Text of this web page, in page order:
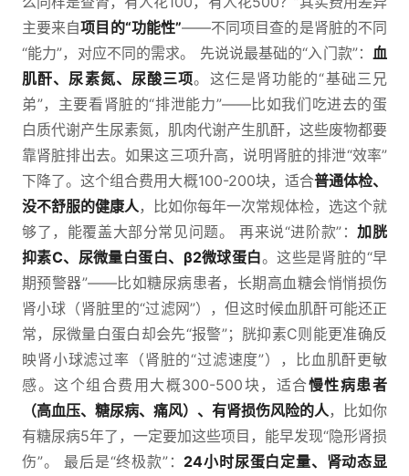
主要来自项目的“功能性”——不同项目查的是肾脏的不同
“能力”，对应不同的需求。 先说说最基础的“入门款”： 血
肌酐、尿素氮、尿酸三项。这仨是肾功能的“基础三兄
弟”，主要看肾脏的“排泄能力”——比如我们吃进去的蛋
白质代谢产生尿素氮，肌肉代谢产生肌酐，这些废物都要
靠肾脏排出去。如果这三项升高，说明肾脏的排泄“效率”
下降了。这个组合费用大概100-200块，适合普通体检、
没不舒服的健康人，比如你每年一次常规体检，选这个就
够了，能覆盖大部分常见问题。 再来说“进阶款”：加胱
抑素C、尿微量白蛋白、β2微球蛋白。这些是肾脏的“早
期预警器”——比如糖尿病患者，长期高血糖会悄悄损伤
肾小球（肾脏里的“过滤网”），但这时候血肌酐可能还正
常，尿微量白蛋白却会先“报警”；胱抑素C则能更准确反
映肾小球滤过率（肾脏的“过滤速度”），比血肌酐更敏
感。这个组合费用大概300-500块，适合慢性病患者
（高血压、糖尿病、痛风）、有肾损伤风险的人，比如你
有糖尿病5年了，一定要加这些项目，能早发现“隐形肾损
伤”。 最后是“终极款”： 24小时尿蛋白定量、肾动态显